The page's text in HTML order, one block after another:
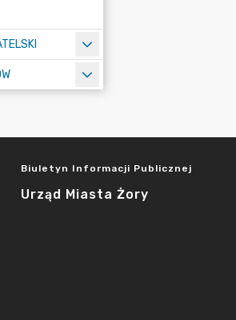
Biuletyn Informacji Publicznej
Urząd Miasta Żory